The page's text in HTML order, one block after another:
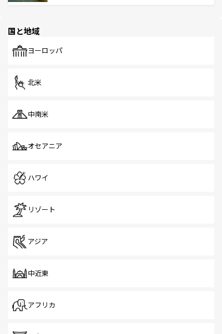
で、ホーカーズは地元の風情を楽しめる外せないスポット
国と地域
ヨーロッパ
北米
中南米
オセアニア
ハワイ
リゾート
アジア
中近東
アフリカ